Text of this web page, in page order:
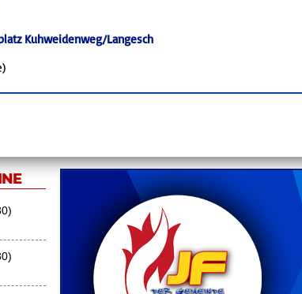
Kuhweidenweg/Langesch